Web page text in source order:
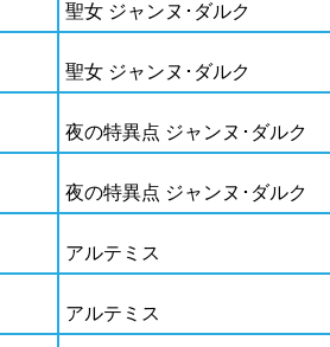
聖女 ジャンヌ･ダルク
聖女 ジャンヌ･ダルク
夜の特異点 ジャンヌ･ダルク
夜の特異点 ジャンヌ･ダルク
アルテミス
アルテミス